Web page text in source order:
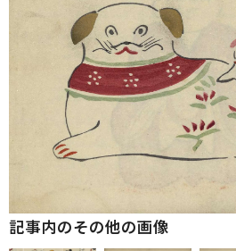
記事内のその他の画像